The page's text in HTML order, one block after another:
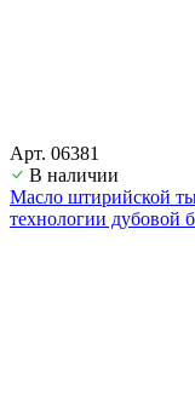
Арт. 06381
В наличии
Масло штирийской
технологии дубовой